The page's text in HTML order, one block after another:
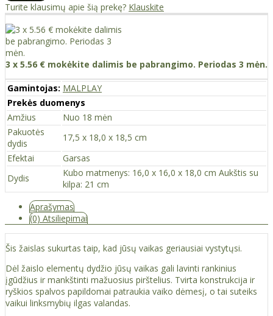
Turite klausimų apie šią prekę? Klauskite
3 x 5.56 € mokėkite dalimis be pabrangimo. Periodas 3 mėn.
Gamintojas: MALPLAY
Prekės duomenys
Amžius
Nuo 18 mėn
Pakuotės
dydis
17,5 x 18,0 x 18,5 cm
Efektai
Garsas
Dydis
Kubo matmenys: 16,0 x 16,0 x 18,0 cm Aukštis su
kilpa: 21 cm
Aprašymas
(0) Atsiliepimai
Šis žaislas sukurtas taip, kad jūsų vaikas geriausiai vystytųsi.
Dėl žaislo elementų dydžio jūsų vaikas gali lavinti rankinius
įgūdžius ir mankštinti mažuosius pirštelius. Tvirta konstrukcija ir
ryškios spalvos papildomai patraukia vaiko dėmesį, o tai suteiks
vaikui linksmybių ilgas valandas.